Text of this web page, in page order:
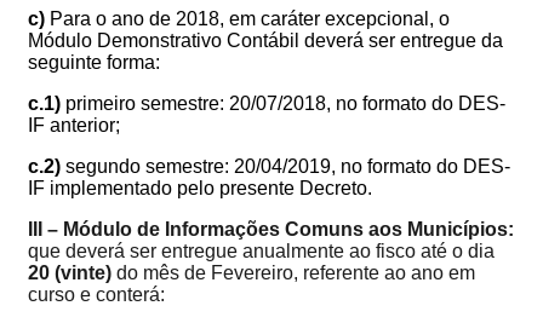
c) Para o ano de 2018, em caráter excepcional, o
Módulo Demonstrativo Contábil deverá ser entregue da
seguinte forma:
c.1) primeiro semestre: 20/07/2018, no formato do DES-
IF anterior;
c.2) segundo semestre: 20/04/2019, no formato do DES-
IF implementado pelo presente Decreto.
III – Módulo de Informações Comuns aos Municípios:
que deverá ser entregue anualmente ao fisco até o dia
20 (vinte) do mês de Fevereiro, referente ao ano em
curso e conterá: